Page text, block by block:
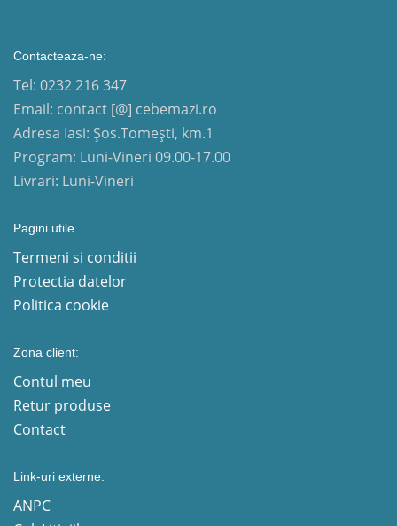
Contacteaza-ne:
Tel: 0232 216 347
Email: contact [@] cebemazi.ro
Adresa Iasi: Șos.Tomești, km.1
Program: Luni-Vineri 09.00-17.00
Livrari: Luni-Vineri
Pagini utile
Termeni si conditii
Protectia datelor
Politica cookie
Zona client:
Contul meu
Retur produse
Contact
Link-uri externe:
ANPC